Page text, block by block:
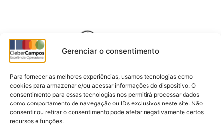
Gerenciar o consentimento
Para fornecer as melhores experiências, usamos tecnologias como
cookies para armazenar e/ou acessar informações do dispositivo. O
consentimento para essas tecnologias nos permitirá processar dados
como comportamento de navegação ou IDs exclusivos neste site. Não
consentir ou retirar o consentimento pode afetar negativamente certos
recursos e funções.